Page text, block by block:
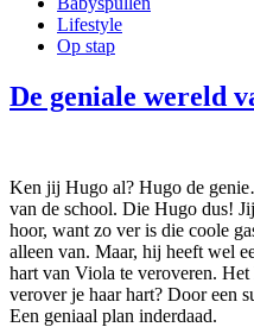
Lifestyle
Op stap
De geniale wereld
Ken jij Hugo al? Hugo de
van de school. Die Hugo dus!
hoor, want zo ver is die coole
alleen van. Maar, hij heeft wel
hart van Viola te veroveren.
verover je haar hart? Door een
Een geniaal plan inderdaad.